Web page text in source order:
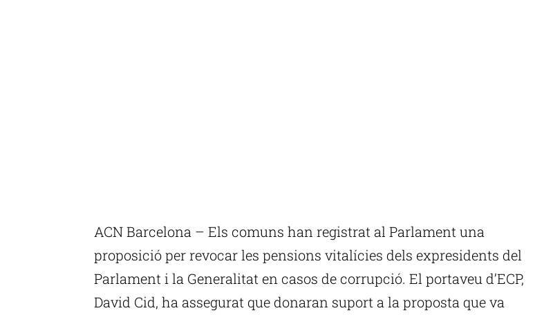
ACN Barcelona – Els comuns han registrat al Parlament una
proposició per revocar les pensions vitalícies dels expresidents del
Parlament i la Generalitat en casos de corrupció. El portaveu d’ECP,
David Cid, ha assegurat que donaran suport a la proposta que va